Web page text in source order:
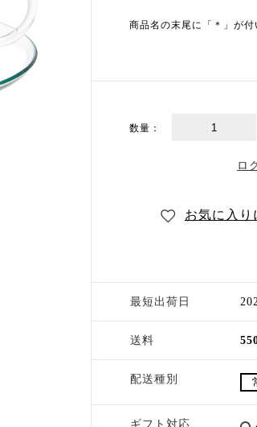
商品名の末尾に「＊」が付
数量：
ロ
お気に入り
最短出荷日
送料
配送種別
ギフト対応